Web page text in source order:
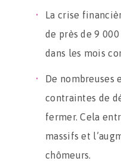
La crise
de près de 9
dans les mois
De nombreuses
contraintes de
fermer. Cela
massifs et
chômeurs.